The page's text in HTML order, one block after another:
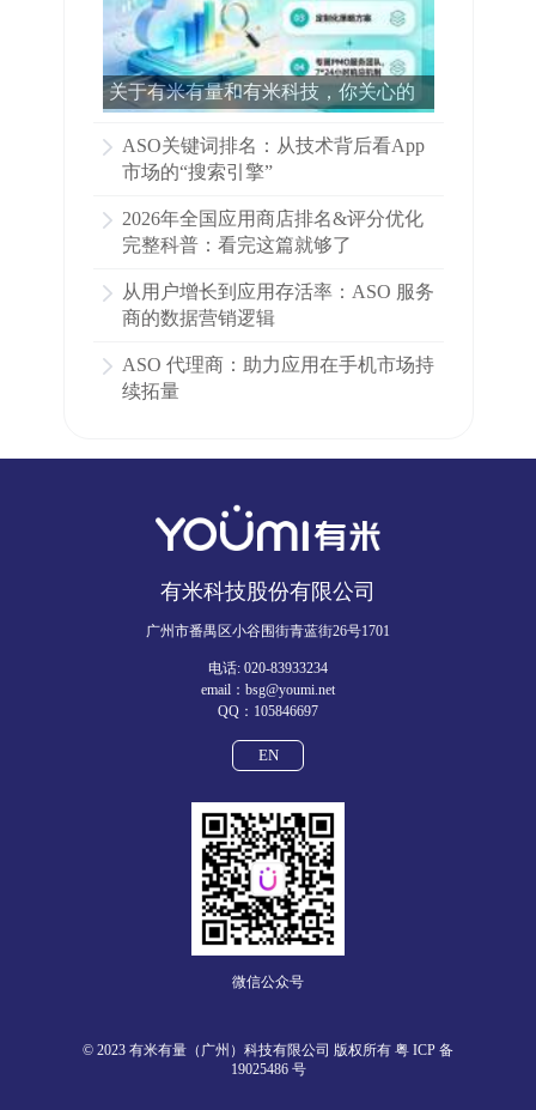
关于有米有量和有米科技，你关心的
ASO关键词排名：从技术背后看App
市场的“搜索引擎”
2026年全国应用商店排名&评分优化
完整科普：看完这篇就够了
从用户增长到应用存活率：ASO 服务
商的数据营销逻辑
ASO 代理商：助力应用在手机市场持
续拓量
有米科技股份有限公司
广州市番禺区小谷围街青蓝街26号1701
电话: 020-83933234
email：bsg@youmi.net
QQ：105846697
EN
微信公众号
© 2023 有米有量（广州）科技有限公司 版权所有 粤 ICP 备
19025486 号